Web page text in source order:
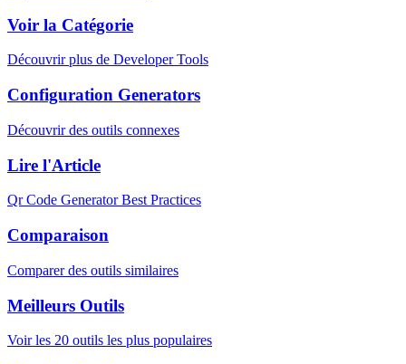
Voir la Catégorie
Découvrir plus de Developer Tools
Configuration Generators
Découvrir des outils connexes
Lire l'Article
Qr Code Generator Best Practices
Comparaison
Comparer des outils similaires
Meilleurs Outils
Voir les 20 outils les plus populaires